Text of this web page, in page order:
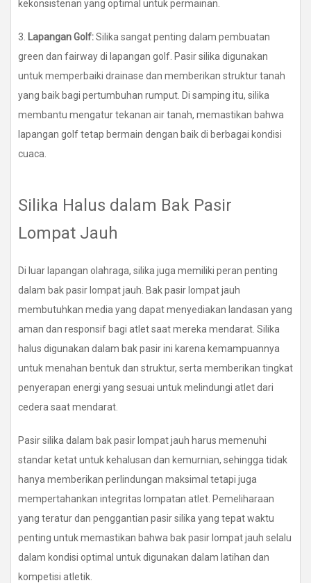
kekonsistenan yang optimal untuk permainan.
3. Lapangan Golf:Silika sangat penting dalam pembuatan
green dan fairway di lapangan golf. Pasir silika digunakan
untuk memperbaiki drainase dan memberikan struktur tanah
yang baik bagi pertumbuhan rumput. Di samping itu, silika
membantu mengatur tekanan air tanah, memastikan bahwa
lapangan golf tetap bermain dengan baik di berbagai kondisi
cuaca.
Silika Halus dalam Bak Pasir
Lompat Jauh
Di luar lapangan olahraga, silika juga memiliki peran penting
dalam bak pasir lompat jauh. Bak pasir lompat jauh
membutuhkan media yang dapat menyediakan landasan yang
aman dan responsif bagi atlet saat mereka mendarat. Silika
halus digunakan dalam bak pasir ini karena kemampuannya
untuk menahan bentuk dan struktur, serta memberikan tingkat
penyerapan energi yang sesuai untuk melindungi atlet dari
cedera saat mendarat.
Pasir silika dalam bak pasir lompat jauh harus memenuhi
standar ketat untuk kehalusan dan kemurnian, sehingga tidak
hanya memberikan perlindungan maksimal tetapi juga
mempertahankan integritas lompatan atlet. Pemeliharaan
yang teratur dan penggantian pasir silika yang tepat waktu
penting untuk memastikan bahwa bak pasir lompat jauh selalu
dalam kondisi optimal untuk digunakan dalam latihan dan
kompetisi atletik.